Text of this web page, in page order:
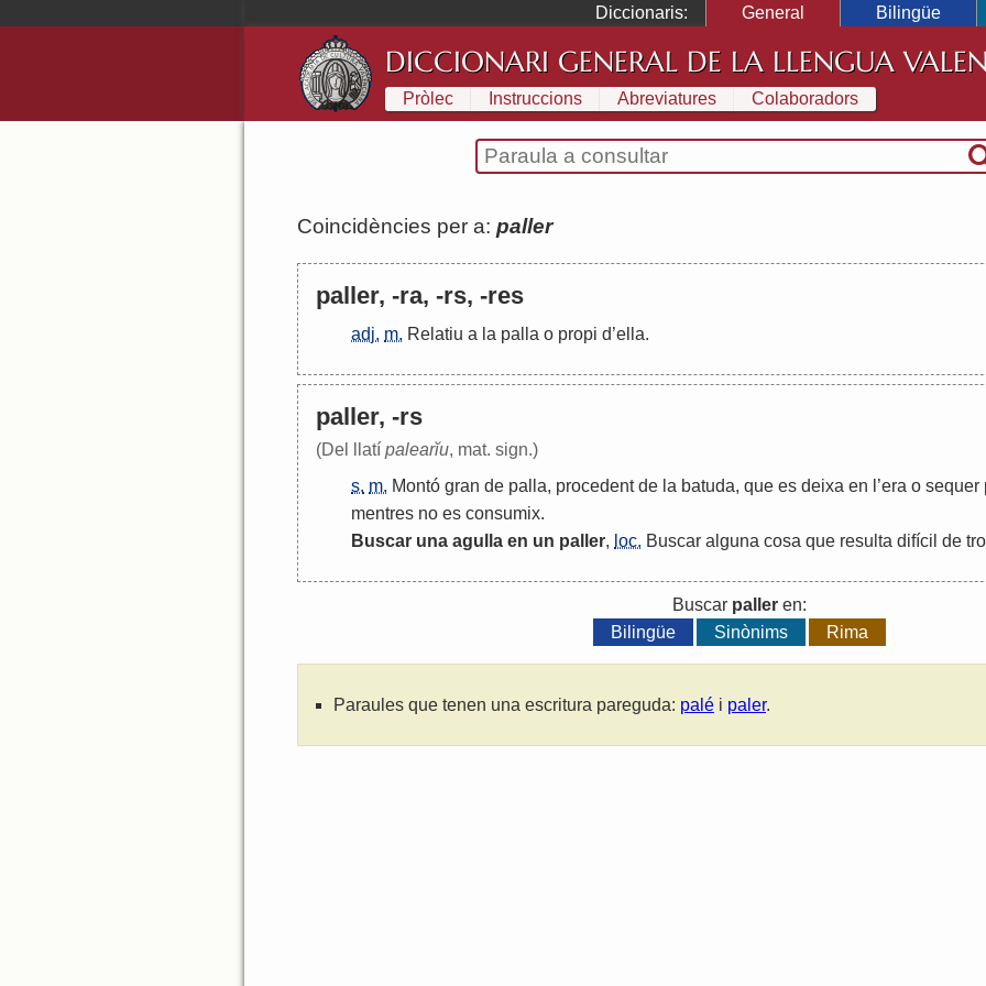
Diccionaris: General Bilingüe
DICCIONARI GENERAL DE LA LLENGUA
Pròlec Instruccions Abreviatures Colaboradors
Coincidències per a: paller
paller, -ra, -rs, -res
adj. m. Relatiu a la palla o propi d’ella.
paller, -rs
(Del llatí palearĭu, mat. sign.)
s. m. Montó gran de palla, procedent de la batuda, que es deixa en ’era o sequer
mentres no es consumix.
Buscar una agulla en un paller, loc. Buscar alguna cosa que resulta difícil de
Buscar paller en:
Bilingüe
Sinònims Rima
Paraules que tenen una escritura pareguda: palé i paler.